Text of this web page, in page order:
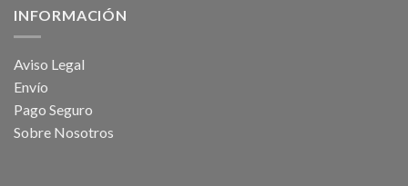
INFORMACIÓN
Aviso Legal
Envío
Pago Seguro
Sobre Nosotros